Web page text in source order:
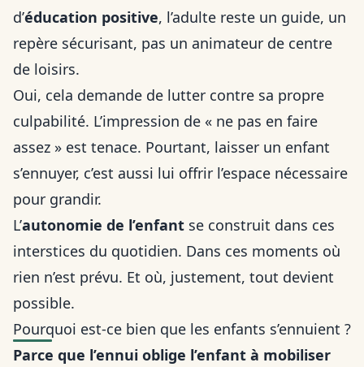
d’éducation positive, l’adulte reste un guide, un
repère sécurisant, pas un animateur de centre
de loisirs.
Oui, cela demande de lutter contre sa propre
culpabilité. L’impression de « ne pas en faire
assez » est tenace. Pourtant, laisser un enfant
s’ennuyer, c’est aussi lui offrir l’espace nécessaire
pour grandir.
L’autonomie de l’enfant se construit dans ces
interstices du quotidien. Dans ces moments où
rien n’est prévu. Et où, justement, tout devient
possible.
Pourquoi est-ce bien que les enfants s’ennuient ?
Parce que l’ennui oblige l’enfant à mobiliser